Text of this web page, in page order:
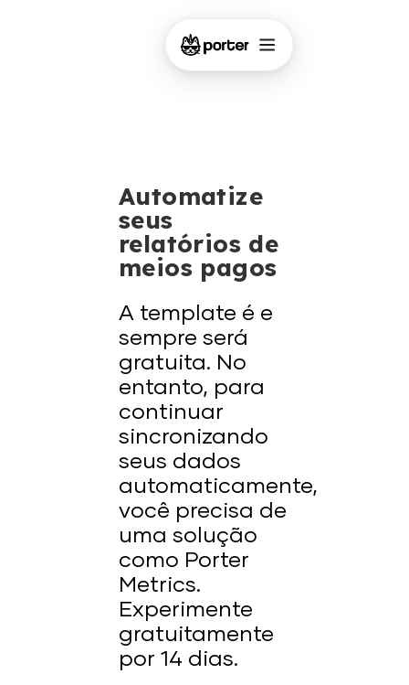
Automatize
seus
relatórios de
meios pagos
A template é e
sempre será
gratuita. No
entanto, para
continuar
sincronizando
seus dados
automaticamente,
você precisa de
uma solução
como Porter
Metrics.
Experimente
gratuitamente
por 14 dias.